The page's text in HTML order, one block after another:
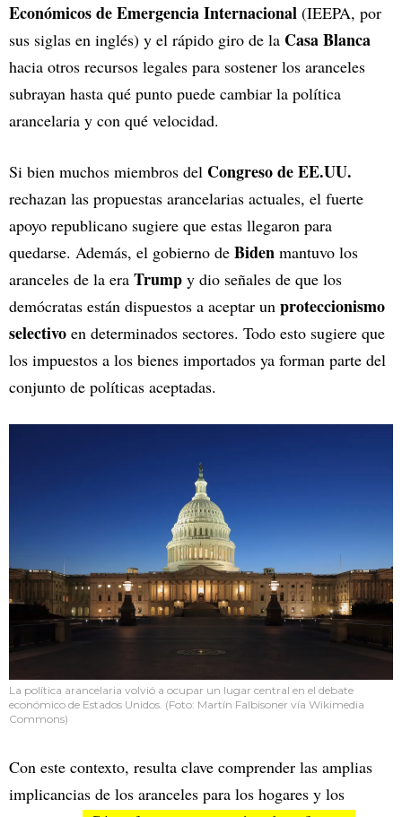
Económicos de Emergencia Internacional (IEEPA, por
sus siglas en inglés) y el rápido giro de la Casa Blanca
hacia otros recursos legales para sostener los aranceles
subrayan hasta qué punto puede cambiar la política
arancelaria y con qué velocidad.
Si bien muchos miembros del Congreso de EE.UU.
rechazan las propuestas arancelarias actuales, el fuerte
apoyo republicano sugiere que estas llegaron para
quedarse. Además, el gobierno de Biden mantuvo los
aranceles de la era Trump y dio señales de que los
demócratas están dispuestos a aceptar un proteccionismo
selectivo en determinados sectores. Todo esto sugiere que
los impuestos a los bienes importados ya forman parte del
conjunto de políticas aceptadas.
La política arancelaria volvió a ocupar un lugar central en el debate
económico de Estados Unidos. (Foto: Martín Falbisoner vía Wikimedia
Commons)
Con este contexto, resulta clave comprender las amplias
implicancias de los aranceles para los hogares y los